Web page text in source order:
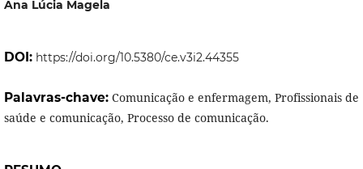
Ana Lúcia Magela
DOI: https://doi.org/10.5380/ce.v3i2.44355
Palavras-chave: Comunicação e enfermagem, Profissionais de
saúde e comunicação, Processo de comunicação.